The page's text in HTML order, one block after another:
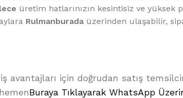
üretim hatlarınızın kesintisiz ve yüksek
Rulmanburada üzerinden ulaşabilir,
avantajları için doğrudan satış
Buraya Tıklayarak WhatsApp